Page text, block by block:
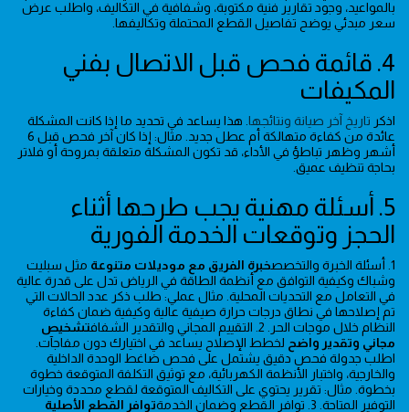
بالمواعيد، وجود تقارير فنية مكتوبة، وشفافية في التكاليف، واطلب عرض
سعر مبدئي يوضح تفاصيل القطع المحتملة وتكاليفها.
4. قائمة فحص قبل الاتصال بفني
المكيفات
اذكر تاريخ آخر صيانة ونتائجها . هذا يساعد في تحديد ما إذا كانت المشكلة
عائدة من كفاءة متهالكة أم عطل جديد. مثال: إذا كان آخر فحص قبل 6
أشهر وظهر تباطؤ في الأداء، قد تكون المشكلة متعلقة بمروحة أو فلاتر
بحاجة تنظيف عميق.
5. أسئلة مهنية يجب طرحها أثناء
الحجز وتوقعات الخدمة الفورية
1. أسئلة الخبرة والتخصص خبرة الفريق مع موديلات متنوعة مثل سبليت
وشباك وكيفية التوافق مع أنظمة الطاقة في الرياض تدل على قدرة عالية
في التعامل مع التحديات المحلية. مثال عملي: طلب ذكر عدد الحالات التي
تم إصلاحها في نطاق درجات حرارة صيفية عالية وكيفية ضمان كفاءة
النظام خلال موجات الحر. 2. التقييم المجاني والتقدير الشفاف
تشخيص
مجاني وتقدير واضح لخطط الإصلاح يساعد في اختيارك دون مفاجآت.
اطلب جدولة فحص دقيق يشتمل على فحص ضاغط الوحدة الداخلية
والخارجية، واختبار الأنظمة الكهربائية، مع توثيق التكلفة المتوقعة خطوة
بخطوة. مثال: تقرير يحتوي على التكاليف المتوقعة لقطع محددة وخيارات
التوفير المتاحة. 3. توافر القطع وضمان الخدمة
توافر القطع الأصلية